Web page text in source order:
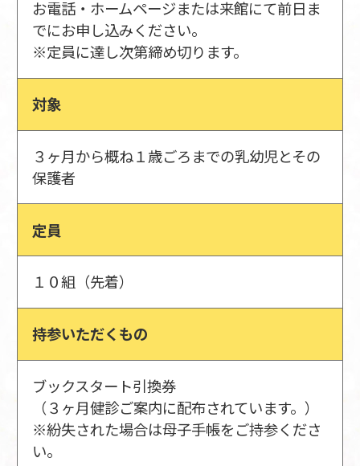
お電話・ホームページまたは来館にて前日ま
でにお申し込みください。
※定員に達し次第締め切ります。
対象
３ヶ月から概ね１歳ごろまでの乳幼児とその
保護者
定員
１０組（先着）
持参いただくもの
ブックスタート引換券
（３ヶ月健診ご案内に配布されています。）
※紛失された場合は母子手帳をご持参くださ
い。